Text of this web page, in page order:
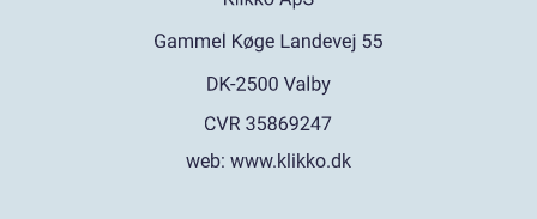
web: www.klikko.dk